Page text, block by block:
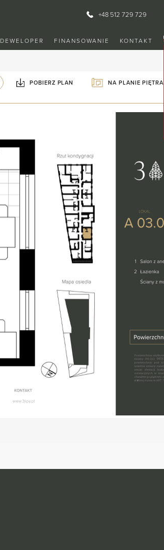
+48 512 729 729
DEWELOPER FINANSOWANIE KONTAKT
POBIERZ PLAN NA PLANIE PIĘTRA